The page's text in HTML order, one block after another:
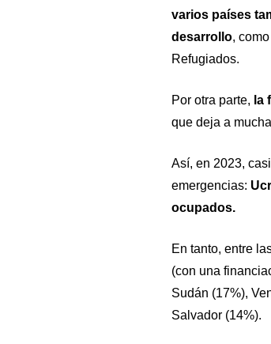
varios países
desarrollo,
Refugiados.
Por otra parte, la
que deja a
Así, en 2023,
emergencias:
ocupados.
En tanto, entre
(con una
Sudán (17%),
Salvador (14%).